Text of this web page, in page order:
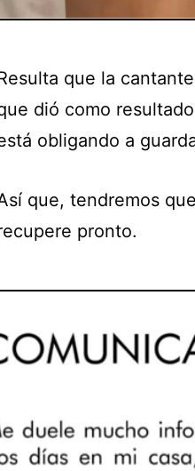
que la
dió como
obligando a
que, tendremos
pronto.